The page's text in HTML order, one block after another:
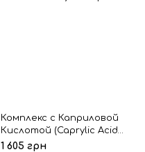
Комплекс с Каприловой
Кислотой (Caprylic Acid
Combination)
1 605 грн